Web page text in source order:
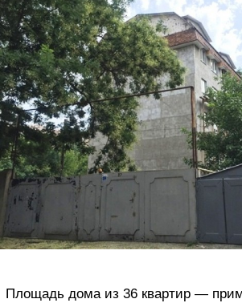
Площадь дома из 36 квартир —